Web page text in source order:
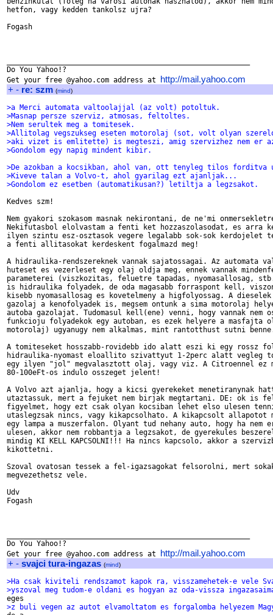
hetfon, vagy kedden tankolsz ujra?
Fogash
Do You Yahoo!?
Get your free @yahoo.com address at http://mail.yahoo.com
+ - re: szm (mind)
>a Merci automata valtoolajjal (az volt) potoltuk.
>Masnap persze szerviz, atmosas, feltoltes.
>Nem serultek meg a tomitesek.
>Allitolag vegszukseg eseten motorolaj (sot, volt olyan
>aki vizet is emlitette) is megteszi, amig szervizhez nem er
>Gondolom egy napig mindent kibir.
>De azokban a kocsikban, ahol van, ott tenyleg tilos
>Kiveve talan a Volvo-t, ahol gyarilag ezt ajanljak...
>Gondolom ez esetben (automatikusan?) letiltja a legzsakot.
Kedves szm!
Nem gyakori szokasom masnak nekirontani, de ne'mi
Nekifutasbol elolvastam a fenti ket hozzaszolasodat, es arra
ilyen szintu esz-osztasok vegere legalabb sok-sok
a fenti allitasokat kerdeskent fogalmazd meg!
A hidraulika-rendszereknek vannak sajatossagai. Az automata
huteset es vezerleset egy olaj oldja meg, ennek vannak
parameterei (viszkozitas, feluetre tapadas, nyomasallosag,
is hidraulika folyadek, de oda magasabb forraspont kell,
kisebb nyomasallosag es kovetelmeny a higfolyossag. A
gazolaj a kenofolyadek is, megsem ontunk a sima motorolaj
autoba gazolajat. Tudomasul kell(ene) venni, hogy vannak nem
funkcioju folyadekok egy autoban, es ezek helyere a
motorolaj) ugyanugy nem alkalmas, mint rantotthust sutni
A tomiteseket hosszabb-rovidebb ido alatt eszi ki egy rossz
hidraulika-nyomast eloallito szivattyut 1-2perc alatt vegleg
egy ilyen "jol" megvalasztott olaj, vagy viz. A Citroennel ez
80-100eFt-os indulo osszeget jelent!
A Volvo azt ajanlja, hogy a kicsi gyerekeket menetiranynak
utaztassuk, mert a fejuket nem birjak megtartani. DE: ok is
figyelmet, hogy ezt csak olyan kocsiban lehet elso ulesen
utaslegzsak nincs, vagy kikapcsolhato. A kikapcsolt
egy lampa a muszerfalon. Olyant tud nehany auto, hogy ha nem
ulesen, akkor nem robbantja a legzsakot, de gyerekules
mindig KI KELL KAPCSOLNI!!! Ha nincs kapcsolo, akkor a
kikottetni.
Szoval ovatosan tessek a fel-igazsagokat felsorolni, mert
megvezethetsz vele.
Udv
Fogash
Do You Yahoo!?
Get your free @yahoo.com address at http://mail.yahoo.com
+ - svajci tura-ingazas (mind)
>Ha csak kiviteli rendszamot kapok ra, visszamehetek-e vele
>yszoval meg tudom-e oldani es hogyan az oda-vissza
>z buli vegen az autot elvamoltatom es forgalomba helyezem